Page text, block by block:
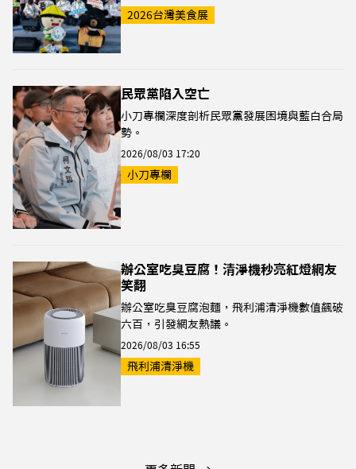
2026台灣美食展
民眾黨陷入空亡
小刀專欄深度剖析民眾黨發展困境與藍白合局
勢。
2026/08/03 17:20
小刀專欄
辦公室吃臭豆腐！清淨機秒亮紅燈網友
笑翻
辦公室吃臭豆腐泡麵，飛利浦清淨機數值飆破
六百，引發網友熱議。
2026/08/03 16:55
飛利浦清淨機